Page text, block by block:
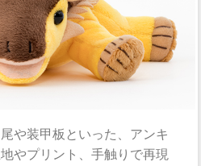
や装甲板といった、アンキ
やプリント、手触りで再現